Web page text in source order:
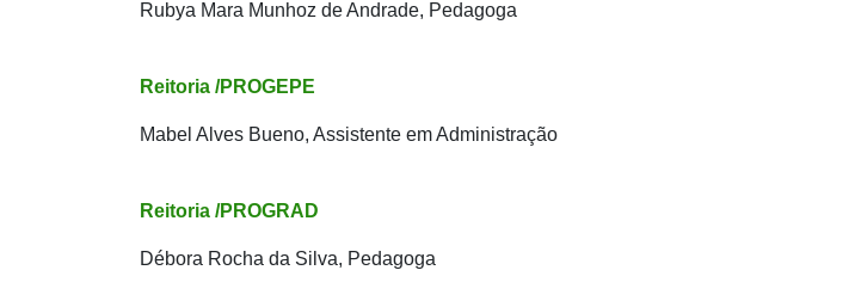
Rubya Mara Munhoz de Andrade, Pedagoga
Reitoria /PROGEPE
Mabel Alves Bueno, Assistente em Administração
Reitoria /PROGRAD
Débora Rocha da Silva, Pedagoga